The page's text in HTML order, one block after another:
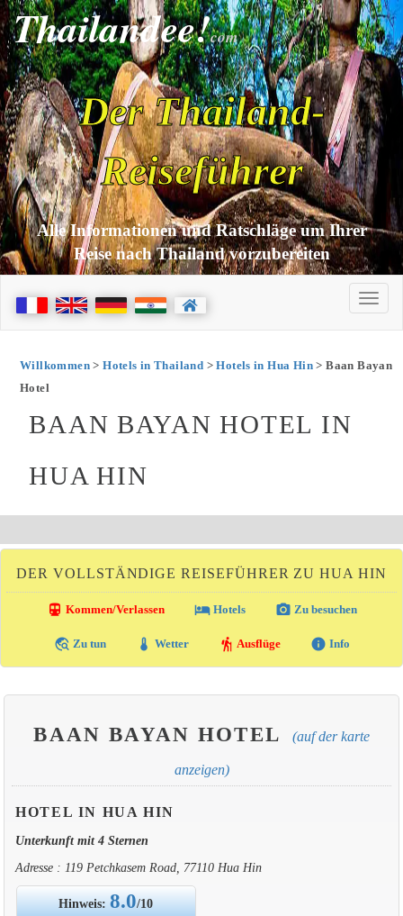
Thailandee!com
Der Thailand-
Reiseführer
Alle Informationen und Ratschläge um Ihrer
Reise nach Thailand vorzubereiten
Willkommen>Hotels in Thailand >Hotels in Hua Hin > Baan Bayan
Hotel
BAAN BAYAN HOTEL IN
HUA HIN
DER VOLLSTÄNDIGE REISEFÜHRER ZU HUA HIN
directions_transit Kommen/Verlassen local_hotelHotels photo_camera Zu besuchen
travel_explore Zu tun thermostat Wetter hiking Ausflüge info Info
BAAN BAYAN HOTEL (auf der karte
anzeigen)
HOTEL IN HUA HIN
Unterkunft mit 4 Sternen
Adresse : 119 Petchkasem Road, 77110 Hua Hin
Hinweis:8.0/10